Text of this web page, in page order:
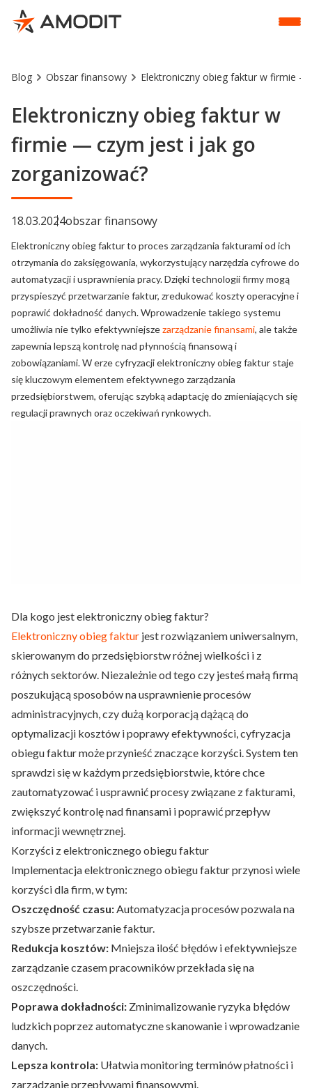
Blog Obszar finansowy Elektroniczny obieg faktur w firmie
Elektroniczny obieg faktur w
firmie — czym jest i jak go
zorganizować?
18.03.2024obszar finansowy
Elektroniczny obieg faktur to proces zarządzania fakturami od ich
otrzymania do zaksięgowania, wykorzystujący narzędzia cyfrowe do
automatyzacji i usprawnienia pracy. Dzięki technologii firmy mogą
przyspieszyć przetwarzanie faktur, zredukować koszty operacyjne i
poprawić dokładność danych. Wprowadzenie takiego systemu
umożliwia nie tylko efektywniejszezarządzanie finansami, ale także
zapewnia lepszą kontrolę nad płynnością finansową i
zobowiązaniami. W erze cyfryzacji elektroniczny obieg faktur staje
się kluczowym elementem efektywnego zarządzania
przedsiębiorstwem, oferując szybką adaptację do zmieniających się
regulacji prawnych oraz oczekiwań rynkowych.
Dla kogo jest elektroniczny obieg faktur?
Elektroniczny obieg faktur jest rozwiązaniem uniwersalnym,
skierowanym do przedsiębiorstw różnej wielkości i z
różnych sektorów. Niezależnie od tego czy jesteś małą firmą
poszukującą sposobów na usprawnienie procesów
administracyjnych, czy dużą korporacją dążącą do
optymalizacji kosztów i poprawy efektywności, cyfryzacja
obiegu faktur może przynieść znaczące korzyści. System ten
sprawdzi się w każdym przedsiębiorstwie, które chce
zautomatyzować i usprawnić procesy związane z fakturami,
zwiększyć kontrolę nad finansami i poprawić przepływ
informacji wewnętrznej.
Korzyści z elektronicznego obiegu faktur
Implementacja elektronicznego obiegu faktur przynosi wiele
korzyści dla firm, w tym:
Oszczędność czasu:Automatyzacja procesów pozwala na
szybsze przetwarzanie faktur.
Redukcja kosztów: Mniejsza ilość błędów i efektywniejsze
zarządzanie czasem pracowników przekłada się na
oszczędności.
Poprawa dokładności: Zminimalizowanie ryzyka błędów
ludzkich poprzez automatyczne skanowanie i wprowadzanie
danych.
Lepsza kontrola: Ułatwia monitoring terminów płatności i
zarządzanie przepływami finansowymi.